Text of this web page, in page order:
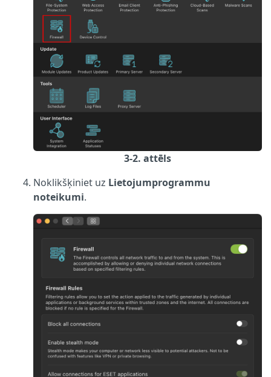
3-2. attēls
Noklikšķiniet uz Lietojumprogrammu
noteikumi.